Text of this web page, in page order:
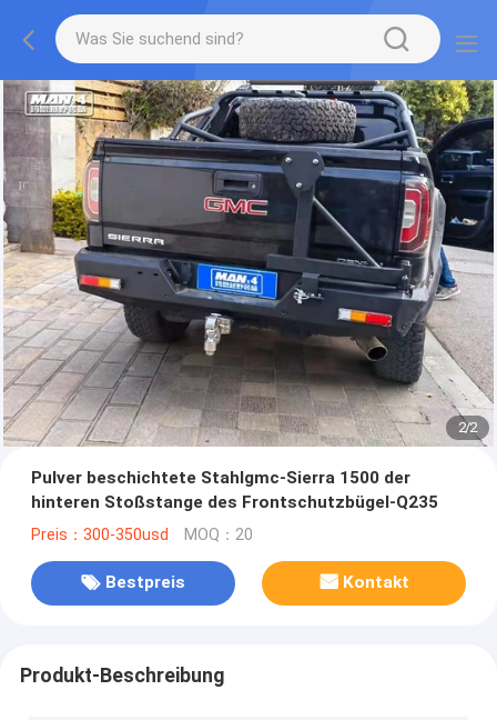
2/2
Pulver beschichtete Stahlgmc-Sierra 1500 der
hinteren Stoßstange des Frontschutzbügel-Q235
Preis：300-350usd MOQ：20
Bestpreis Kontakt
Produkt-Beschreibung